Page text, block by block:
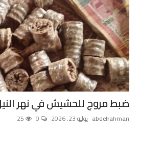
ضبط مروج للحشيش في نهر
abdelrahman يوليو 23, 2026